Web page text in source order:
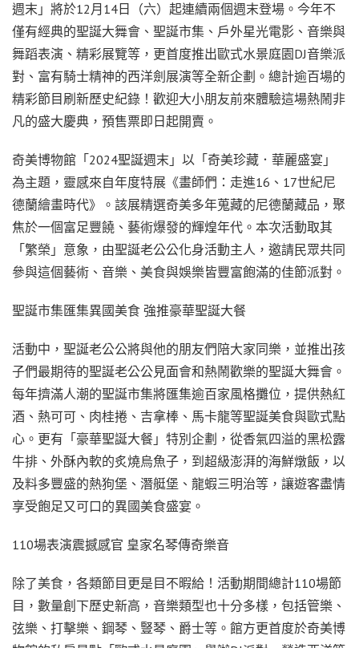
週末」將於12月14日（六）起連續兩個週末登場。今年不
僅有經典的聖誕大舞會、聖誕市集、戶外星光電影、音樂與
舞蹈表演、精彩展覽等，更首度推出歐式水景庭園DJ音樂派
對、富有騎士精神的西洋劍展演等全新企劃。總計逾百場的
精彩節目刷新歷史紀錄！歡迎大小朋友前來體驗這場熱鬧非
凡的盛大慶典，預售票即日起開賣。
奇美博物館「2024聖誕週末」以「奇美珍藏．華麗盛宴」
為主題，靈感來自年度特展《畫師們：走進16、17世紀尼
德蘭繪畫時代》。該展精選奇美多年蒐藏的尼德蘭藏品，聚
焦於一個富足豐饒、藝術爆發的輝煌年代。本次活動取其
「繁榮」意象，由聖誕老公公化身活動主人，邀請民眾共同
參與這個藝術、音樂、美食與娛樂皆豐富飽滿的佳節派對。
聖誕市集匯集異國美食 強推豪華聖誕大餐
活動中，聖誕老公公將與他的朋友們陪大家同樂，並推出孩
子們最期待的聖誕老公公見面會和熱鬧歡樂的聖誕大舞會。
每年擠滿人潮的聖誕市集將匯集逾百家風格攤位，提供熱紅
酒、熱可可、肉桂捲、吉拿棒、馬卡龍等聖誕美食與歐式點
心。更有「豪華聖誕大餐」特別企劃，從香氣四溢的黑松露
牛排、外酥內軟的炙燒烏魚子，到超級澎湃的海鮮燉飯，以
及料多豐盛的熱狗堡、潛艇堡、龍蝦三明治等，讓遊客盡情
享受飽足又可口的異國美食盛宴。
110場表演震撼感官 皇家名琴傳奇樂音
除了美食，各類節目更是目不暇給！活動期間總計110場節
目，數量創下歷史新高，音樂類型也十分多樣，包括管樂、
弦樂、打擊樂、鋼琴、豎琴、爵士等。館方更首度於奇美博